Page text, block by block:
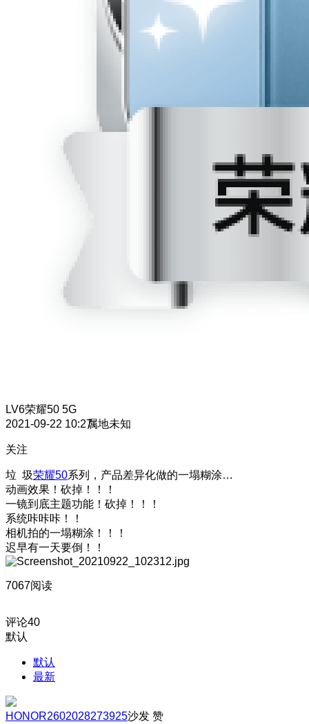
LV6荣耀50 5G
2021-09-22 10:27属地未知
关注
垃 圾荣耀50系列，产品差异化做的一塌糊涂…
动画效果！砍掉！！！
一镜到底主题功能！砍掉！！！
系统咔咔咔！！
相机拍的一塌糊涂！！！
迟早有一天要倒！！
7067阅读
评论40
默认
默认
最新
HONOR2602028273925沙发 赞